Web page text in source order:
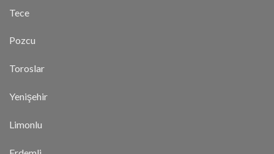
Tece
Pozcu
Toroslar
Yenişehir
Limonlu